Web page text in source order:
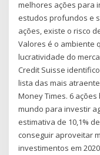
melhores ações para
estudos profundos e
ações, existe o risco
Valores é o ambiente
lucratividade do
Credit Suisse
lista das mais
Money Times. 6
mundo para investir
estimativa de 10,1%
conseguir aproveitar
investimentos em